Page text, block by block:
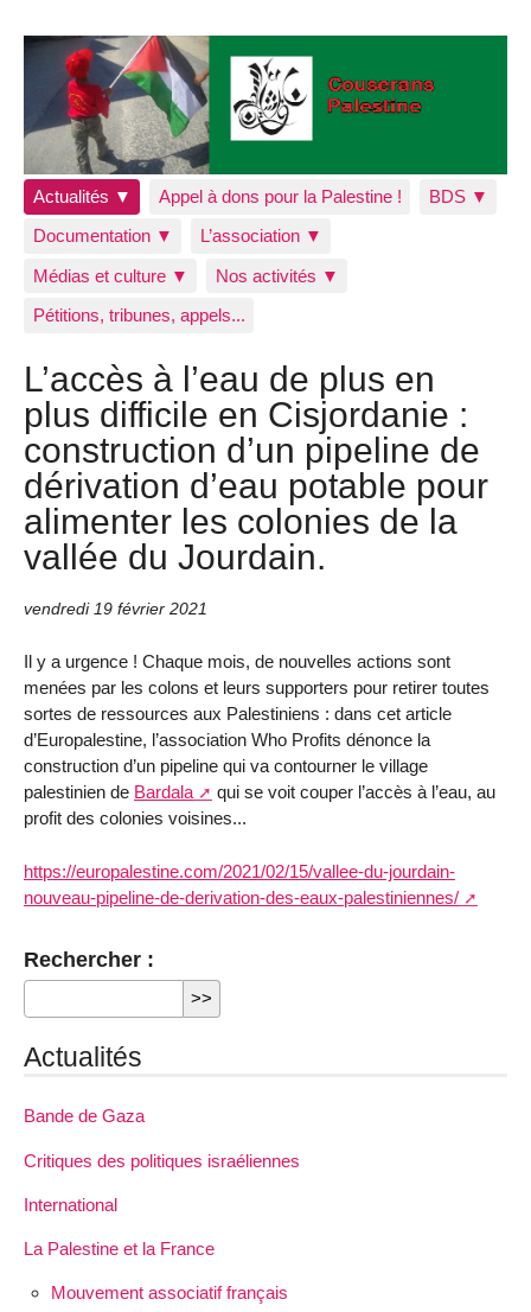
Actualités ▼ Appel à dons pour la Palestine !
BDS ▼
Documentation ▼
L’association ▼
Médias et culture ▼
Nos activités ▼
Pétitions, tribunes, appels...
L’accès à l’eau de plus en
plus difficile en Cisjordanie :
construction d’un pipeline de
dérivation d’eau potable pour
alimenter les colonies de la
vallée du Jourdain.
vendredi 19 février 2021
Il y a urgence ! Chaque mois, de nouvelles actions sont
menées par les colons et leurs supporters pour retirer toutes
sortes de ressources aux Palestiniens : dans cet article
d’Europalestine, l’association Who Profits dénonce la
construction d’un pipeline qui va contourner le village
palestinien de Bardala
qui se voit couper l’accès à l’eau, au
profit des colonies voisines...
https://europalestine.com/2021/02/15/vallee-du-jourdain-
nouveau-pipeline-de-derivation-des-eaux-palestiniennes/
Rechercher :
Actualités
Bande de Gaza
Critiques des politiques israéliennes
International
La Palestine et la France
Mouvement associatif français